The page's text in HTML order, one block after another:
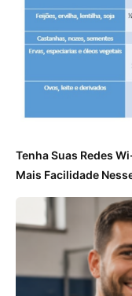
Tenha Suas Redes
Mais Facilidade